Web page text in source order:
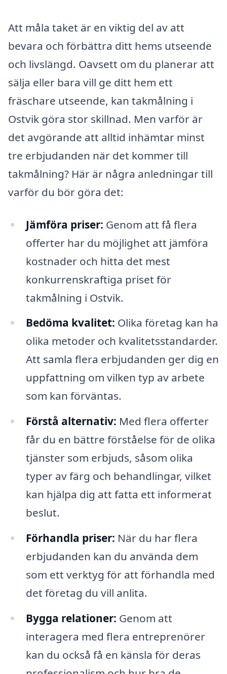
Att måla taket är en viktig del av att
bevara och förbättra ditt hems utseende
och livslängd. Oavsett om du planerar att
sälja eller bara vill ge ditt hem ett
fräschare utseende, kan takmålning i
Ostvik göra stor skillnad. Men varför är
det avgörande att alltid inhämtar minst
tre erbjudanden när det kommer till
takmålning? Här är några anledningar till
varför du bör göra det:
Jämföra priser: Genom att få flera
offerter har du möjlighet att jämföra
kostnader och hitta det mest
konkurrenskraftiga priset för
takmålning i Ostvik.
Bedöma kvalitet: Olika företag kan ha
olika metoder och kvalitetsstandarder.
Att samla flera erbjudanden ger dig en
uppfattning om vilken typ av arbete
som kan förväntas.
Förstå alternativ: Med flera offerter
får du en bättre förståelse för de olika
tjänster som erbjuds, såsom olika
typer av färg och behandlingar, vilket
kan hjälpa dig att fatta ett informerat
beslut.
Förhandla priser: När du har flera
erbjudanden kan du använda dem
som ett verktyg för att förhandla med
det företag du vill anlita.
Bygga relationer: Genom att
interagera med flera entreprenörer
kan du också få en känsla för deras